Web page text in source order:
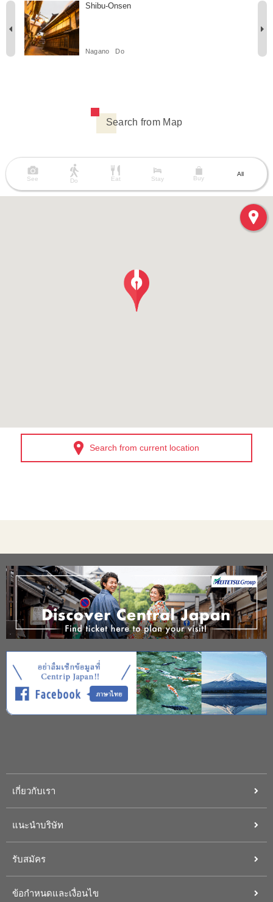
Shibu-Onsen
Nagano Do
Search from Map
See Do Eat Stay Buy
All
Search from current location
เกี่ยวกับเรา
แนะนำบริษัท
รับสมัคร
ข้อกำหนดและเงื่อนไข